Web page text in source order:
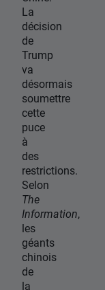
La
décision
de
Trump
va
désormais
soumettre
cette
puce
à
des
restrictions.
Selon
The
Information,
les
géants
chinois
de
la